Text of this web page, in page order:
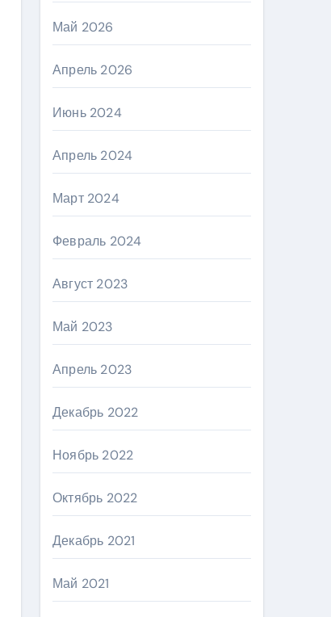
Май 2026
Апрель 2026
Июнь 2024
Апрель 2024
Март 2024
Февраль 2024
Август 2023
Май 2023
Апрель 2023
Декабрь 2022
Ноябрь 2022
Октябрь 2022
Декабрь 2021
Май 2021